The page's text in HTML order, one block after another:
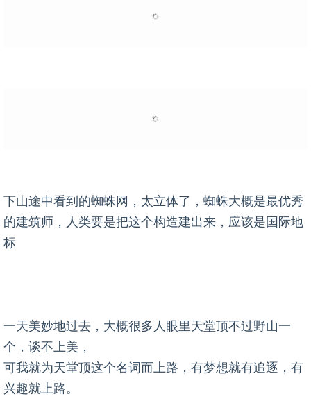
下山途中看到的蜘蛛网，太立体了，蜘蛛大概是最优秀
的建筑师，人类要是把这个构造建出来，应该是国际地
标
一天美妙地过去，大概很多人眼里天堂顶不过野山一
个，谈不上美，
可我就为天堂顶这个名词而上路，有梦想就有追逐，有
兴趣就上路。